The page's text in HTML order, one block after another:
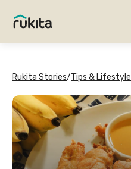
Rukita Stories/Tips & Lifestyle